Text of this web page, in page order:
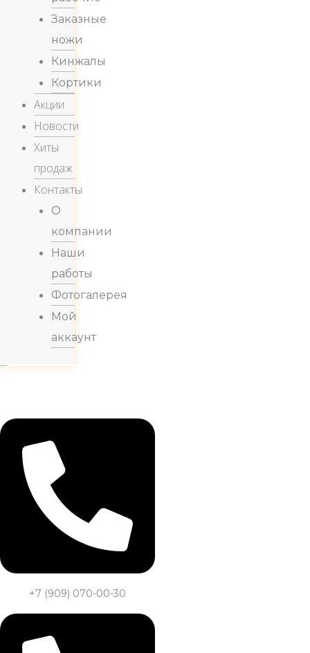
Заказные
ножи
Кинжалы
Кортики
Акции
Новости
Хиты
продаж
Контакты
О
компании
Наши
работы
Фотогалерея
Мой
аккаунт
+7 (909) 070-00-30